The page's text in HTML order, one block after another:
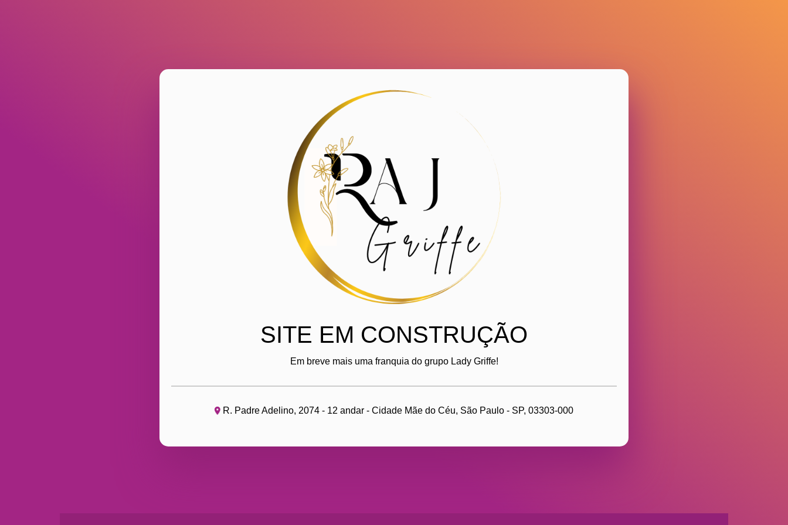
SITE EM CONSTRUÇÃO
Em breve mais uma franquia do grupo Lady Griffe!
R. Padre Adelino, 2074 - 12 andar - Cidade Mãe do Céu, São Paulo - SP, 03303-000